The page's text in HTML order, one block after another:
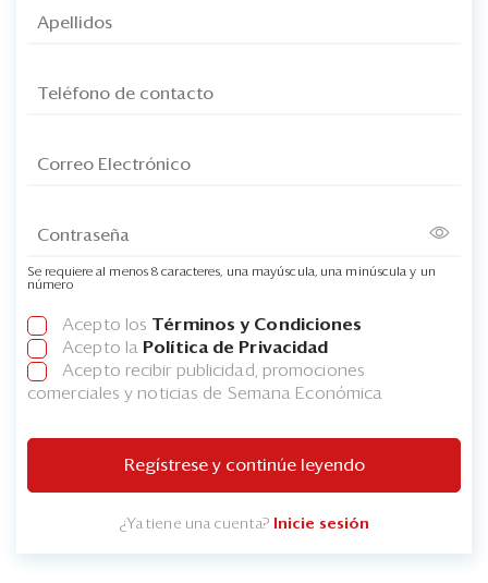
Se requiere al menos 8 caracteres, una mayúscula, una minúscula y un
número
Acepto los Términos y Condiciones
Acepto la Política de Privacidad
Acepto recibir publicidad, promociones
comerciales y noticias de Semana Económica
Regístrese y continúe leyendo
¿Ya tiene una cuenta? Inicie sesión